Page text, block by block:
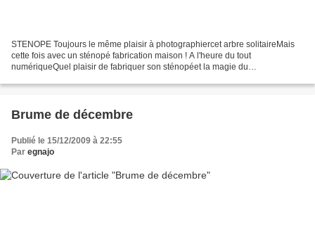
STENOPE Toujours le même plaisir à photographiercet arbre solitaireMais
cette fois avec un sténopé fabrication maison ! A l'heure du tout
numériqueQuel plaisir de fabriquer son sténopéet la magie du
Brume de décembre
Publié le 15/12/2009 à 22:55
Par egnajo